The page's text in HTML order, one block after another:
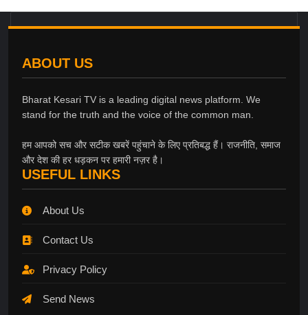
ABOUT US
Bharat Kesari TV is a leading digital news platform. We
stand for the truth and the voice of the common man.
हम आपको सच और सटीक खबरें पहुंचाने के लिए प्रतिबद्ध हैं। राजनीति, समाज
और देश की हर धड़कन पर हमारी नज़र है।
USEFUL LINKS
About Us
Contact Us
Privacy Policy
Send News